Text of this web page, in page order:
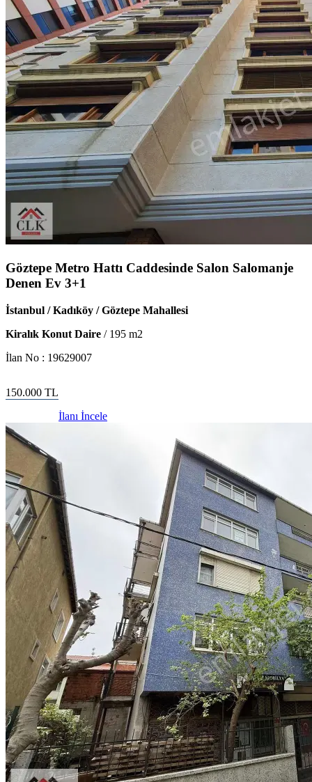
Göztepe Metro Hattı Caddesinde Salon Salomanje
Denen Ev 3+1
İstanbul / Kadıköy / Göztepe Mahallesi
Kiralık Konut Daire / 195 m2
İlan No : 19629007
150.000 TL
İlanı İncele